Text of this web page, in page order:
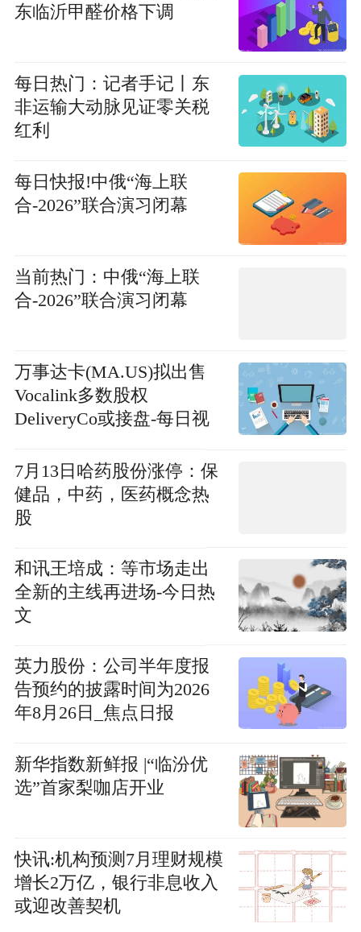
东临沂甲醛价格下调
每日热门：记者手记丨东
非运输大动脉见证零关税
红利
每日快报!中俄“海上联
合-2026”联合演习闭幕
当前热门：中俄“海上联
合-2026”联合演习闭幕
万事达卡(MA.US)拟出售
Vocalink多数股权
DeliveryCo或接盘-每日视
7月13日哈药股份涨停：保
健品，中药，医药概念热
股
和讯王培成：等市场走出
全新的主线再进场-今日热
文
英力股份：公司半年度报
告预约的披露时间为2026
年8月26日_焦点日报
新华指数新鲜报 |“临汾优
选”首家梨咖店开业
快讯:机构预测7月理财规模
增长2万亿，银行非息收入
或迎改善契机